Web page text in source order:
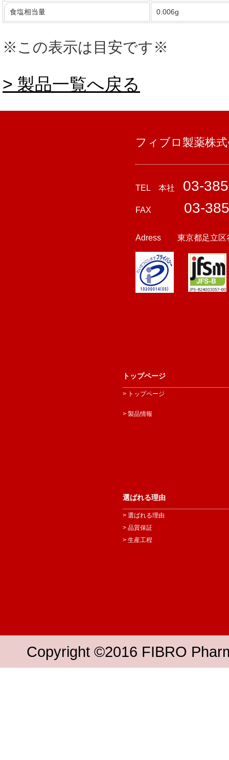
食塩相当量 0.006g
※この表示は目安です※
> 製品一覧へ戻る
フィブロ製薬株
TEL 本社 03-
FAX 03-
Adress 東京都足立区
トップページ
> トップページ
> 製品情報
選ばれる理由
> 選ばれる理由
> 品質保証
> 生産工程
Copyright ©2016 FIBRO